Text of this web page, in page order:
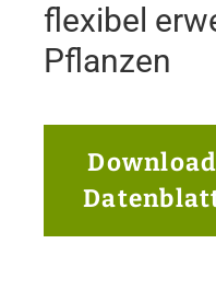
flexibel
Pflanzen
Download